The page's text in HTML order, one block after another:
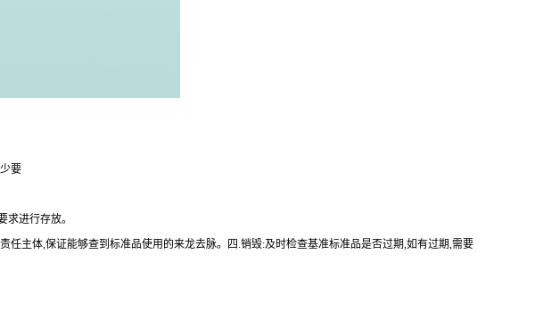
要
进行存放。
主体,保证能够查到标准品使用的来龙去脉。四.销毁:及时检查基准标准品是否过期,如有过期,需要